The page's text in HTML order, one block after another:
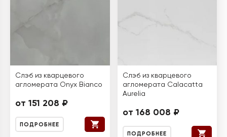
Слэб из кварцевого
агломерата Onyx Bianco
от 151 208 ₽
ПОДРОБНЕЕ
Слэб из кварцевого
агломерата Calacatta
Aurelia
от 168 008 ₽
ПОДРОБНЕЕ